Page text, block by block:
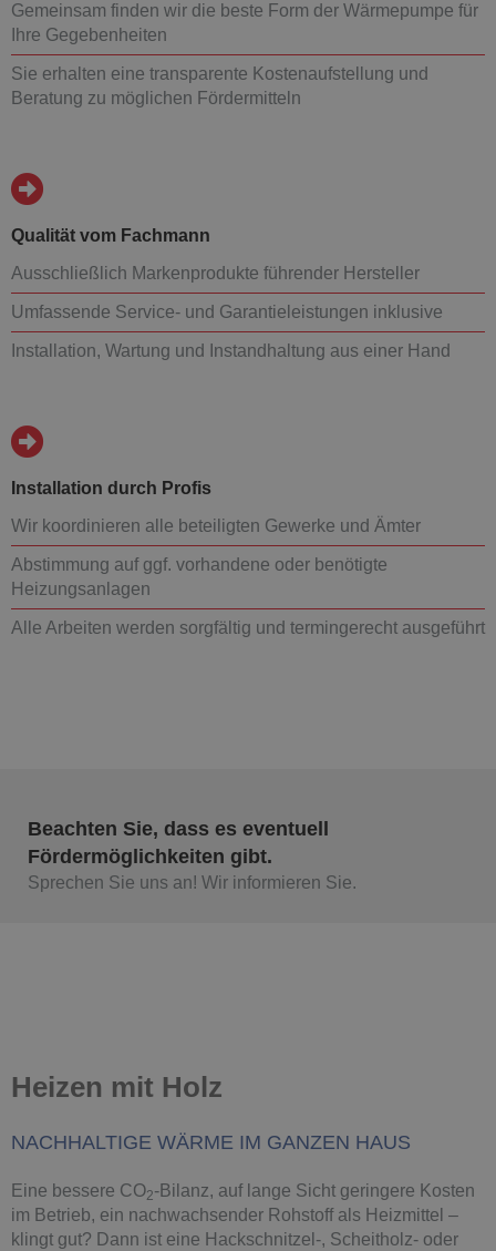
Gemeinsam finden wir die beste Form der Wärmepumpe für
Ihre Gegebenheiten
Sie erhalten eine transparente Kostenaufstellung und
Beratung zu möglichen Fördermitteln
Qualität vom Fachmann
Ausschließlich Markenprodukte führender Hersteller
Umfassende Service- und Garantieleistungen inklusive
Installation, Wartung und Instandhaltung aus einer Hand
Installation durch Profis
Wir koordinieren alle beteiligten Gewerke und Ämter
Abstimmung auf ggf. vorhandene oder benötigte
Heizungsanlagen
Alle Arbeiten werden sorgfältig und termingerecht ausgeführt
Beachten Sie, dass es eventuell
Fördermöglichkeiten gibt.
Sprechen Sie uns an! Wir informieren Sie.
Heizen mit Holz
NACHHALTIGE WÄRME IM GANZEN HAUS
Eine bessere CO2-Bilanz, auf lange Sicht geringere Kosten
im Betrieb, ein nachwachsender Rohstoff als Heizmittel –
klingt gut? Dann ist eine Hackschnitzel-, Scheitholz- oder